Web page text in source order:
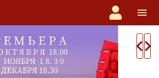
navigate_before
navigate_next